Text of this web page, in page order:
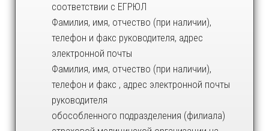
соответствии с ЕГРЮЛ
Фамилия, имя, отчество (при наличии),
телефон и факс руководителя, адрес
электронной почты
Фамилия, имя, отчество (при наличии),
телефон и факс , адрес электронной почты
руководителя
обособленного подразделения (филиала)